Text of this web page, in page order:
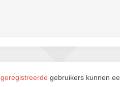
geregistreerde gebruikers kunnen